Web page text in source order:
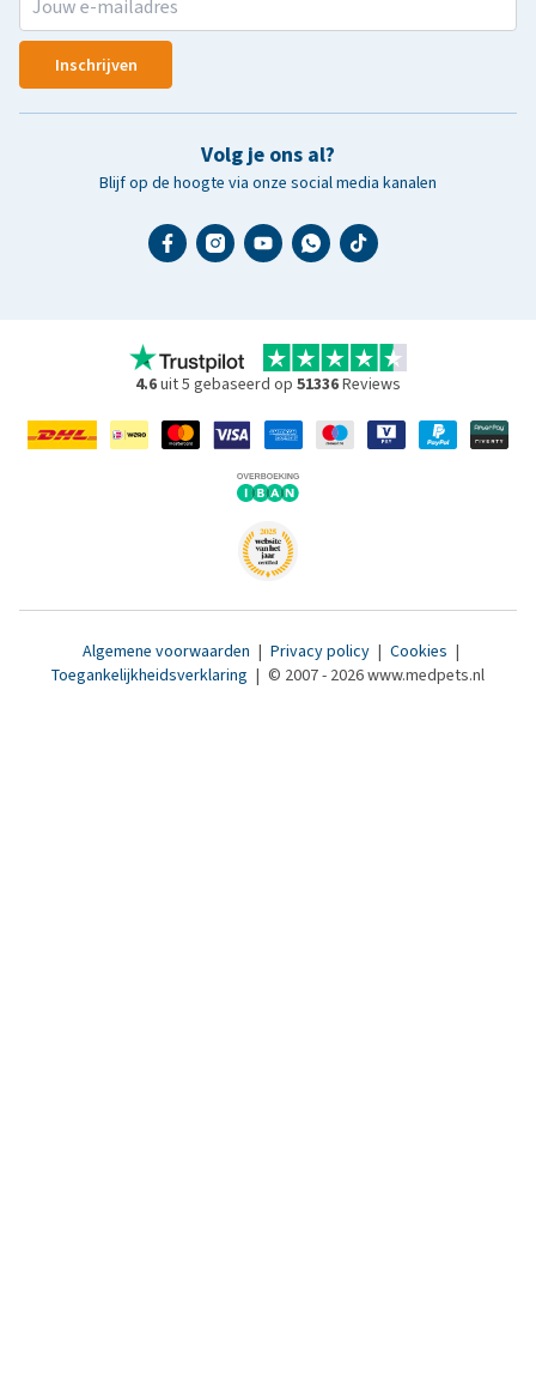
Inschrijven
Volg je ons al?
Blijf op de hoogte via onze social media kanalen
4.6uit 5 gebaseerd op 51336Reviews
Algemene voorwaarden | Privacy policy | Cookies |
Toegankelijkheidsverklaring | © 2007 - 2026 www.medpets.nl